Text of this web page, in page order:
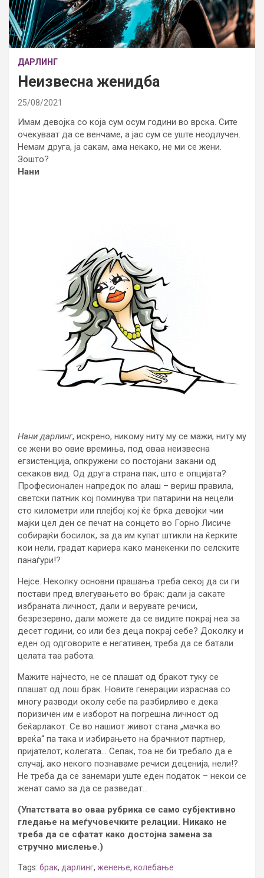
ДАРЛИНГ
Неизвесна женидба
25/08/2021
Имам девојка со која сум осум години во врска. Сите
очекуваат да се венчаме, а јас сум се уште неодлучен.
Немам друга, ја сакам, ама некако, не ми се жени.
Зошто?
Нани
Нани дарлинг, искрено, никому ниту му се мажи, ниту му
се жени во овие времиња, под оваа неизвесна
егзистенција, опкружени со постојани закани од
секаков вид. Од друга страна пак, што е опцијата?
Професионален напредок по алаш – вериш правила,
светски патник кој поминува три патарини на нецели
сто километри или плејбој кој ќе брка девојки чии
мајки цел ден се печат на сонцето во Горно Лисиче
собирајќи босилок, за да им купат штикли на ќерките
кои нели, градат кариера како манекенки по селските
панаѓури!?
Нејсе. Неколку основни прашања треба секој да си ги
постави пред влегувањето во брак: дали ја сакате
избраната личност, дали и верувате речиси,
безрезервно, дали можете да се видите покрај неа за
десет години, со или без деца покрај себе? Доколку и
еден од одговорите е негативен, треба да се батали
целата таа работа.
Мажите најчесто, не се плашат од бракот туку се
плашат од лош брак. Новите генерации израснаа со
многу разводи околу себе па разбирливо е дека
поризичен им е изборот на погрешна личност од
беќарлакот. Се во нашиот живот стана „мачка во
вреќа“ па така и избирањето на брачниот партнер,
пријателот, колегата… Сепак, тоа не би требало да е
случај, ако некого познаваме речиси деценија, нели!?
Не треба да се занемари уште еден податок – некои се
женат само за да се разведат…
(Упатствата во оваа рубрика се само субјективно
гледање на меѓучовечките релации. Никако не
треба да се сфатат како достојна замена за
стручно мислење.)
Tags: брак, дарлинг, женење, колебање